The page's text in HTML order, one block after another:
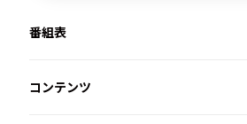
番組表
コンテンツ